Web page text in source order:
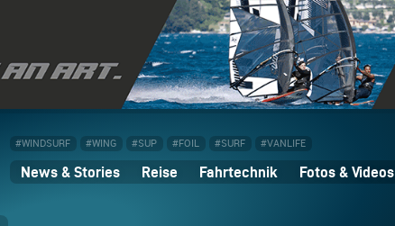
#WINDSURF #WING #SUP #FOIL #SURF #VANLIFE
News & Stories Reise Fahrtechnik Fotos & Videos